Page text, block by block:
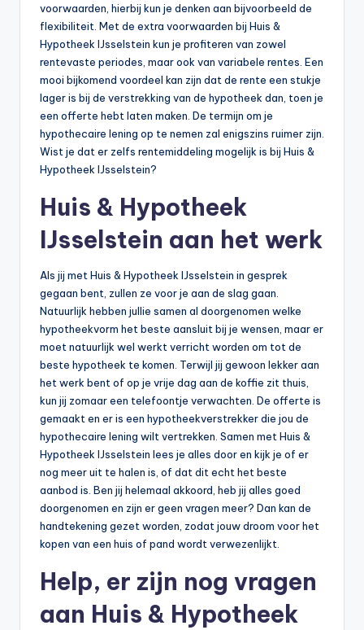
voorwaarden, hierbij kun je denken aan bijvoorbeeld de
flexibiliteit. Met de extra voorwaarden bij Huis &
Hypotheek IJsselstein kun je profiteren van zowel
rentevaste periodes, maar ook van variabele rentes. Een
mooi bijkomend voordeel kan zijn dat de rente een stukje
lager is bij de verstrekking van de hypotheek dan, toen je
een offerte hebt laten maken. De termijn om je
hypothecaire lening op te nemen zal enigszins ruimer zijn.
Wist je dat er zelfs rentemiddeling mogelijk is bij Huis &
Hypotheek IJsselstein?
Huis & Hypotheek
IJsselstein aan het werk
Als jij met Huis & Hypotheek IJsselstein in gesprek
gegaan bent, zullen ze voor je aan de slag gaan.
Natuurlijk hebben jullie samen al doorgenomen welke
hypotheekvorm het beste aansluit bij je wensen, maar er
moet natuurlijk wel werkt verricht worden om tot de
beste hypotheek te komen. Terwijl jij gewoon lekker aan
het werk bent of op je vrije dag aan de koffie zit thuis,
kun jij zomaar een telefoontje verwachten. De offerte is
gemaakt en er is een hypotheekverstrekker die jou de
hypothecaire lening wilt vertrekken. Samen met Huis &
Hypotheek IJsselstein lees je alles door en kijk je of er
nog meer uit te halen is, of dat dit echt het beste
aanbod is. Ben jij helemaal akkoord, heb jij alles goed
doorgenomen en zijn er geen vragen meer? Dan kan de
handtekening gezet worden, zodat jouw droom voor het
kopen van een huis of pand wordt verwezenlijkt.
Help, er zijn nog vragen
aan Huis & Hypotheek